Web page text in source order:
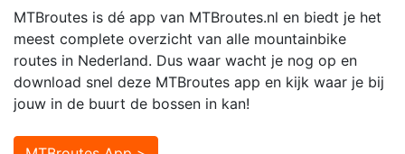
MTBroutes is dé app van MTBroutes.nl en biedt je het
meest complete overzicht van alle mountainbike
routes in Nederland. Dus waar wacht je nog op en
download snel deze MTBroutes app en kijk waar je bij
jouw in de buurt de bossen in kan!